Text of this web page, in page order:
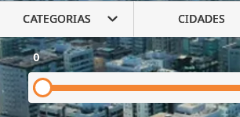
CATEGORIAS CIDADES
0